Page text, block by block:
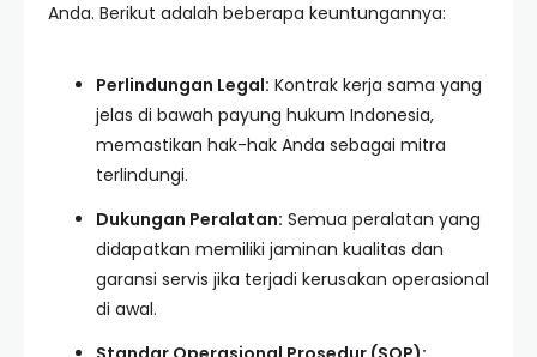
Anda. Berikut adalah beberapa keuntungannya:
Perlindungan Legal: Kontrak kerja sama yang
jelas di bawah payung hukum Indonesia,
memastikan hak-hak Anda sebagai mitra
terlindungi.
Dukungan Peralatan: Semua peralatan yang
didapatkan memiliki jaminan kualitas dan
garansi servis jika terjadi kerusakan operasional
di awal.